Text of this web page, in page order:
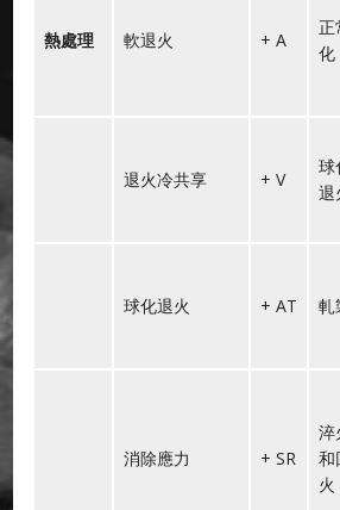
熱處理 軟退火 + A
正
化
退火冷共享 + V
球
退
球化退火 + AT 軋
消除應力 + SR
淬
和
火